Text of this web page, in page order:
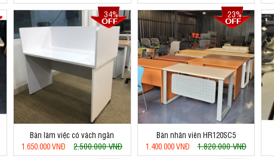
34%
Bàn làm việc có vách ngăn
1.650.000 VNĐ
2.500.000 VNĐ
23%
Bàn nhân viên HR120SC5
1.400.000 VNĐ
1.820.000 VNĐ